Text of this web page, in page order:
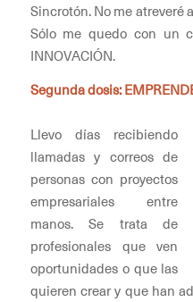
Sincrotón. No me atreveré
Sólo me quedo con un
INNOVACIÓN.
Segunda dosis:
Llevo días recibiendo
llamadas y correos de
personas con proyectos
empresariales entre
manos. Se trata de
profesionales que ven
oportunidades o que las
quieren crear y que han